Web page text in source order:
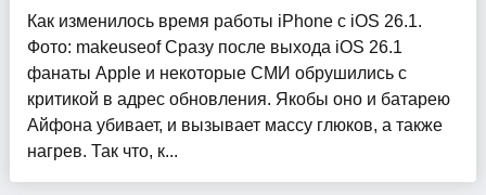
Как изменилось время работы iPhone с iOS 26.1.
Фото: makeuseof Сразу после выхода iOS 26.1
фанаты Apple и некоторые СМИ обрушились с
критикой в адрес обновления. Якобы оно и батарею
Айфона убивает, и вызывает массу глюков, а также
нагрев. Так что, к...